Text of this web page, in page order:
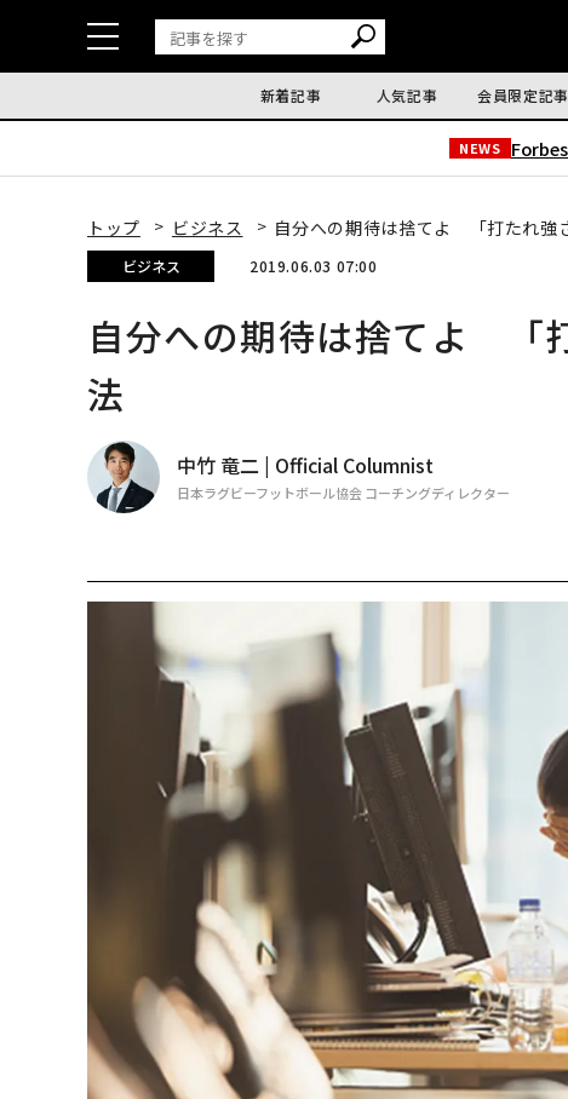
新着記事 人気記事 会員限定記事
NEWS
トップ ビジネス 自分への期待は捨てよ 「打たれ強
ビジネス 2019.06.03 07:00
自分への期待は捨てよ 「
法
中竹 竜二 | Official Columnist
日本ラグビーフットボール協会 コーチングディレクター